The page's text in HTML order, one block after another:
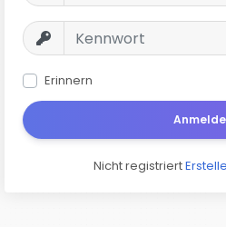
Erinnern
Nicht registriert